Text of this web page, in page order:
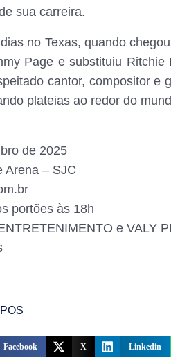
sua carreira.
no Texas, quando
Page e substituiu
cantor, compositor e
plateias ao redor do
de 2025
Arena – SJC
portões às 18h
e VALY
Facebook X Linkedin